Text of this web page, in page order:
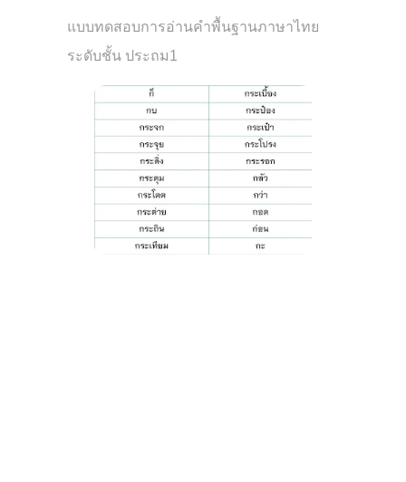
แบบทดสอบการอ่านคำพื้นฐานภาษาไทย
ระดับชั้น ประถม1